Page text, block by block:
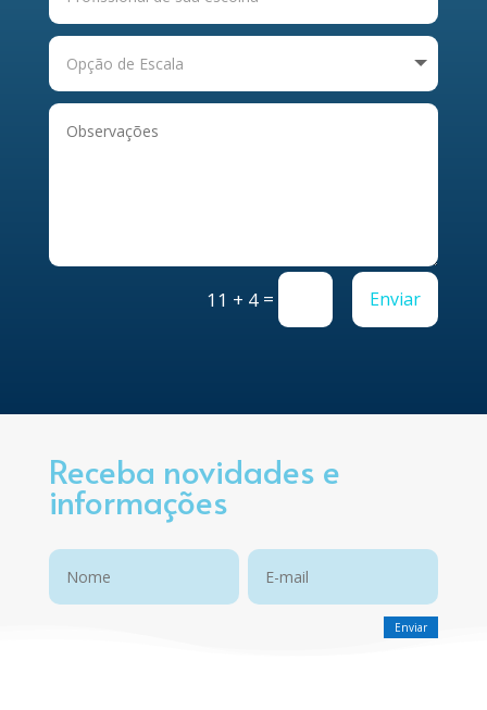
11 + 4 = Enviar
Receba novidades e
informações